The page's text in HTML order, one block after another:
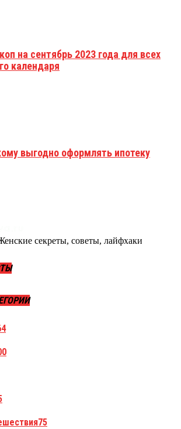
на сентябрь 2023 года для всех
календаря
выгодно оформлять ипотеку
секреты, советы, лайфхаки
75